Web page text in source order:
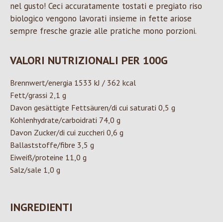
nel gusto! Ceci accuratamente tostati e pregiato riso
biologico vengono lavorati insieme in fette ariose
sempre fresche grazie alle pratiche mono porzioni.
VALORI NUTRIZIONALI PER 100G
Brennwert/energia 1533 kJ / 362 kcal
Fett/grassi 2,1 g
Davon gesättigte Fettsäuren/di cui saturati 0,5 g
Kohlenhydrate/carboidrati 74,0 g
Davon Zucker/di cui zuccheri 0,6 g
Ballaststoffe/fibre 3,5 g
Eiweiß/proteine 11,0 g
Salz/sale 1,0 g
INGREDIENTI